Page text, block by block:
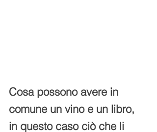
Cosa possono avere in
comune un vino e un libro,
in questo caso ciò che li